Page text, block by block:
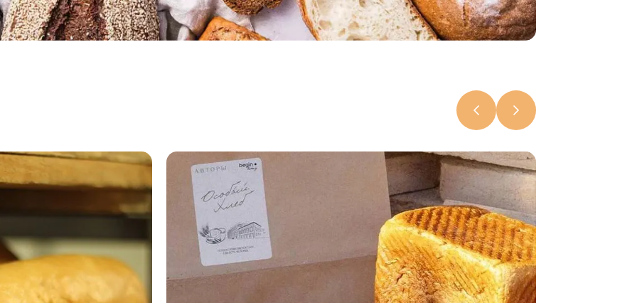
«Авторы»
и Begin
bakery